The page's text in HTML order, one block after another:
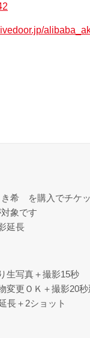
希 を購入でチケッ
象です
延長
生写真＋撮影15秒
更ＯＫ＋撮影20秒
長＋2ショット